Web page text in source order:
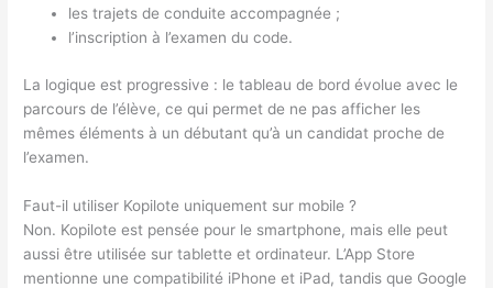
les trajets de conduite accompagnée ;
l’inscription à l’examen du code.
La logique est progressive : le tableau de bord évolue avec le
parcours de l’élève, ce qui permet de ne pas afficher les
mêmes éléments à un débutant qu’à un candidat proche de
l’examen.
Faut-il utiliser Kopilote uniquement sur mobile ?
Non. Kopilote est pensée pour le smartphone, mais elle peut
aussi être utilisée sur tablette et ordinateur. L’App Store
mentionne une compatibilité iPhone et iPad, tandis que Google